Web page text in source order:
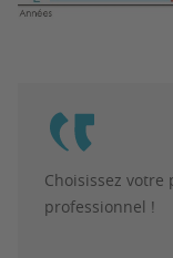
Choisissez
professionnel !